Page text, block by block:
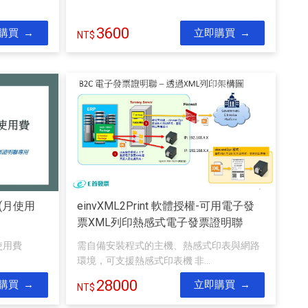
買 3600 立即購買
使用
用費
買
einvXML2Print 軟體授權-可用電子發
票XML列印熱感式電子發票證明聯
需自備安裝程式的主機、熱感式印表與網路
環境，可支援熱感式印表機 非...
28000 立即購買